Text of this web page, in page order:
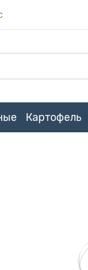
Картофель